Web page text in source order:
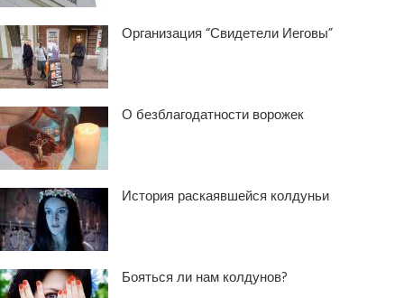
Организация “Свидетели Иеговы”
О безблагодатности ворожек
История раскаявшейся колдуньи
Бояться ли нам колдунов?